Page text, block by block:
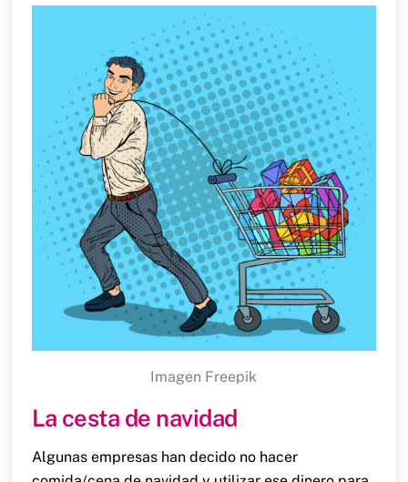
Imagen Freepik
La cesta de navidad
Algunas empresas han decido no hacer